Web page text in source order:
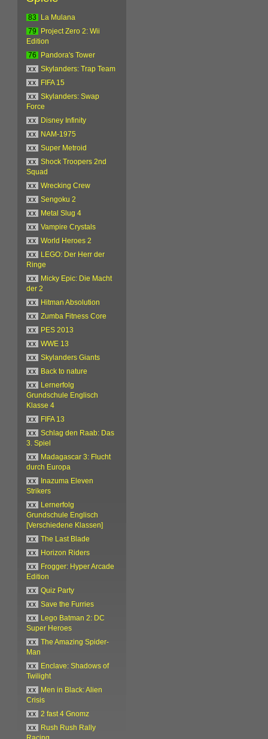
83
La Mulana
79
Project Zero 2: Wii
Edition
76
Pandora's Tower
xx
Skylanders: Trap Team
xx
FIFA 15
xx
Skylanders: Swap
Force
xx
Disney Infinity
xx
NAM-1975
xx
Super Metroid
xx
Shock Troopers 2nd
Squad
xx
Wrecking Crew
xx
Sengoku 2
xx
Metal Slug 4
xx
Vampire Crystals
xx
World Heroes 2
xx
LEGO: Der Herr der
Ringe
xx
Micky Epic: Die Macht
der 2
xx
Hitman Absolution
xx
Zumba Fitness Core
xx
PES 2013
xx
WWE 13
xx
Skylanders Giants
xx
Back to nature
xx
Lernerfolg
Grundschule Englisch
Klasse 4
xx
FIFA 13
xx
Schlag den Raab: Das
3. Spiel
xx
Madagascar 3: Flucht
durch Europa
xx
Inazuma Eleven
Strikers
xx
Lernerfolg
Grundschule Englisch
[Verschiedene Klassen]
xx
The Last Blade
xx
Horizon Riders
xx
Frogger: Hyper Arcade
Edition
xx
Quiz Party
xx
Save the Furries
xx
Lego Batman 2: DC
Super Heroes
xx
The Amazing Spider-
Man
xx
Enclave: Shadows of
Twilight
xx
Men in Black: Alien
Crisis
xx
2 fast 4 Gnomz
xx
Rush Rush Rally